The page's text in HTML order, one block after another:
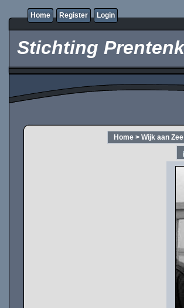
Home Register Login
Stichting
Home > Wijk aan Zee